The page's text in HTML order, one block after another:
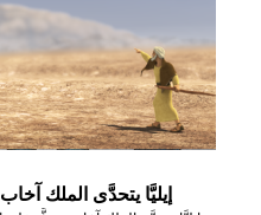
إيليَّا يتحدَّى الملك آخاب